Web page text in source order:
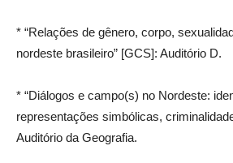
* “Relações de gênero, corpo,
nordeste brasileiro” [GCS]: Auditório D.
* “Diálogos e campo(s) no Nordeste:
representações simbólicas,
Auditório da Geografia.